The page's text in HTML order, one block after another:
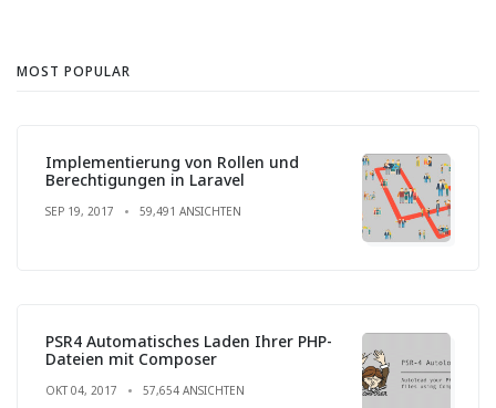
MOST POPULAR
Implementierung von Rollen und
Berechtigungen in Laravel
SEP 19, 2017 59,491 ANSICHTEN
PSR4 Automatisches Laden Ihrer PHP-
Dateien mit Composer
OKT 04, 2017 57,654 ANSICHTEN